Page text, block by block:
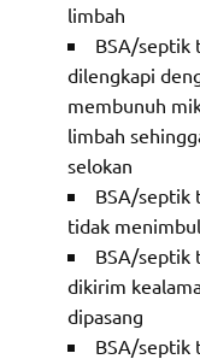
limbah
BSA/septik
dilengkapi
membunuh
limbah
selokan
BSA/septik
tidak
BSA/septik
dikirim
dipasang
BSA/septik